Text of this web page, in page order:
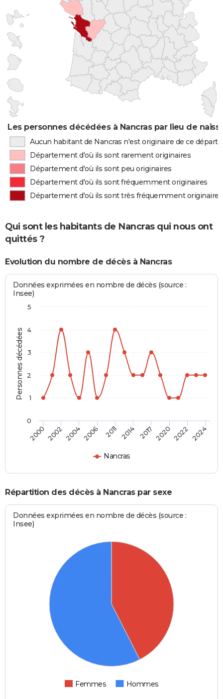
Les personnes décédées à Nancras par lieu de
Aucun habitant de Nancras n'est originaire de ce
Département d'où ils sont rarement originaires
Département d'où ils sont peu originaires
Département d'où ils sont fréquemment originaires
Département d'où ils sont très fréquemment originaires
Qui sont les habitants de Nancras qui nous ont
quittés ?
Evolution du nombre de décès à Nancras
Personnes décédées
Données exprimées en nombre de décès (source :
Insee)
Nancras
2000 200220042006 2011 2014 2017 2020 2022 2024
0
1
2
3
4
5
Répartition des décès à Nancras par sexe
Données exprimées en nombre de décès (source :
Insee)
Femmes Hommes